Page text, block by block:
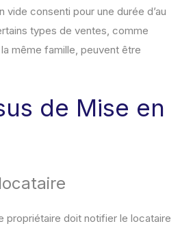
vide consenti pour une durée d’au
types de ventes, comme
même famille, peuvent être
de Mise en
propriétaire doit notifier le locataire